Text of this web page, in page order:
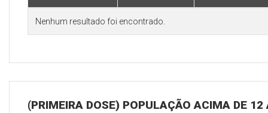
Nenhum resultado foi encontrado.
(PRIMEIRA DOSE) POPULAÇÃO ACIMA DE 12